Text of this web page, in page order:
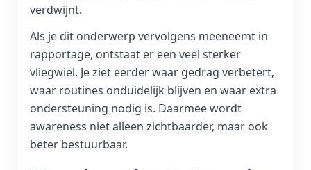
verdwijnt.
Als je dit onderwerp vervolgens meeneemt in
rapportage, ontstaat er een veel sterker
vliegwiel. Je ziet eerder waar gedrag verbetert,
waar routines onduidelijk blijven en waar extra
ondersteuning nodig is. Daarmee wordt
awareness niet alleen zichtbaarder, maar ook
beter bestuurbaar.